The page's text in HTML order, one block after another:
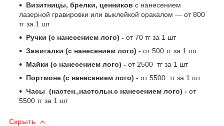
Визитницы, брелки, ценников с нанесением
лазерной гравировки или выклейкой оракалом ― от 800
тг за 1 шт
Ручки (с нанесением лого) - от 70 тг за 1 шт
Зажигалки (с нанесением лого) - от 500 тг за 1 шт
Майки (с нанесением лого) - от 2500 тг за 1 шт
Портмоне (с нанесением лого) - от 5500 тг за 1 шт
Часы (настен.,настольн.с нанесением лого) - от
5500 тг за 1 шт
Скрыть